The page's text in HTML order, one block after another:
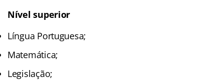
Nível superior
Língua Portuguesa;
Matemática;
Legislação;